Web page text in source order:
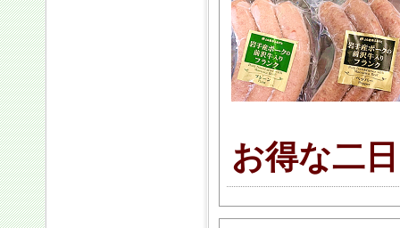
お得な二